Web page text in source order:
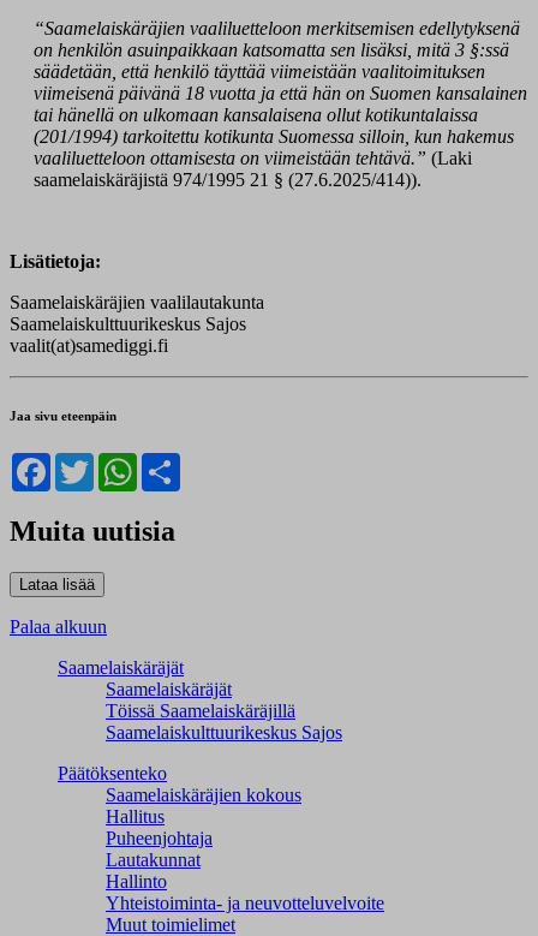
“Saamelaiskäräjien vaaliluetteloon merkitsemisen edellytyksenä
on henkilön asuinpaikkaan katsomatta sen lisäksi, mitä 3 §:ssä
säädetään, että henkilö täyttää viimeistään vaalitoimituksen
viimeisenä päivänä 18 vuotta ja että hän on Suomen kansalainen
tai hänellä on ulkomaan kansalaisena ollut kotikuntalaissa
(201/1994) tarkoitettu kotikunta Suomessa silloin, kun hakemus
vaaliluetteloon ottamisesta on viimeistään tehtävä.” (Laki
saamelaiskäräjistä 974/1995 21 § (27.6.2025/414)).
Lisätietoja:
Saamelaiskäräjien vaalilautakunta
Saamelaiskulttuurikeskus Sajos
vaalit(at)samediggi.fi
Jaa sivu eteenpäin
Facebook
TwitterWhatsApp
Muita uutisia
Palaa alkuun
Saamelaiskäräjät
Saamelaiskäräjät
Töissä Saamelaiskäräjillä
Saamelaiskulttuuri­keskus Sajos
Päätöksenteko
Saamelaiskäräjien kokous
Hallitus
Puheenjohtaja
Lautakunnat
Hallinto
Yhteistoiminta- ja neuvotteluvelvoite
Muut toimielimet